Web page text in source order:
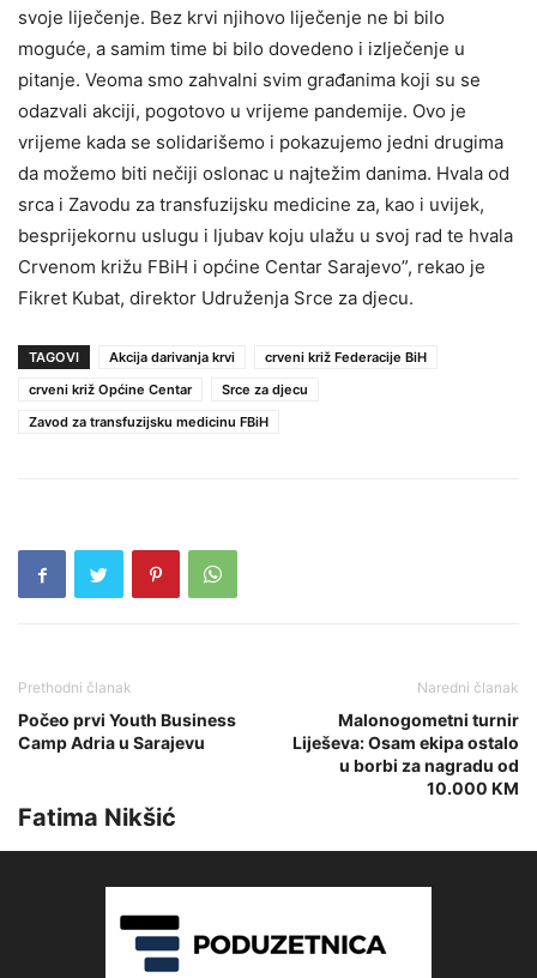
svoje liječenje. Bez krvi njihovo liječenje ne bi bilo
moguće, a samim time bi bilo dovedeno i izlječenje u
pitanje. Veoma smo zahvalni svim građanima koji su se
odazvali akciji, pogotovo u vrijeme pandemije. Ovo je
vrijeme kada se solidarišemo i pokazujemo jedni drugima
da možemo biti nečiji oslonac u najtežim danima. Hvala od
srca i Zavodu za transfuzijsku medicine za, kao i uvijek,
besprijekornu uslugu i ljubav koju ulažu u svoj rad te hvala
Crvenom križu FBiH i općine Centar Sarajevo”, rekao je
Fikret Kubat, direktor Udruženja Srce za djecu.
TAGOVI Akcija darivanja krvi
crveni križ Federacije BiH
crveni križ Općine Centar
Srce za djecu
Zavod za transfuzijsku medicinu FBiH
Prethodni članak
Počeo prvi Youth Business
Camp Adria u Sarajevu
Naredni članak
Malonogometni turnir
Liješeva: Osam ekipa ostalo
u borbi za nagradu od
10.000 KM
Fatima Nikšić